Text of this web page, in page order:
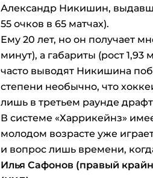
Александр Никишин,
55 очков в 65 матчах).
Ему 20 лет, но он получает
минут), а габариты (рост 1,93
часто выводят Никишина
степени необычно, что
лишь в третьем раунде
В системе «Харрикейнз»
молодом возрасте уже
и вопрос лишь времени,
Илья Сафонов (правый